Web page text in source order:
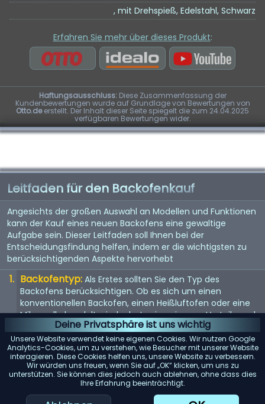
Deine Privatsphäre ist uns wichtig
Unsere Website verwendet keine eigenen Cookies. Wir nutzen Google
Analytics-Cookies, um zu verstehen, wie Besucher mit unserer Website
interagieren. Diese Cookies helfen uns, unsere Website zu verbessern.
Wir würden uns freuen, wenn Sie auf „OK“ klicken, um uns zu
unterstützen. Sie können dies jedoch auch ablehnen, ohne dass dies
Ihre Erfahrung beeinträchtigt.
, mit Drehspieß, Edelstahl, Schwarz
Erfahren Sie mehr über dieses Produkt:
Haftungsausschluss:Diese Zusammenfassung der
Kundenbewertungen wurde auf Grundlage von Bewertungen von
Otto.deerstellt. Der Inhalt dieser Seite spiegelt die zum 24.04.2025
verfügbaren Bewertungen wider.
Leitfaden für den Backofenkauf
Angesichts der großen Auswahl an Modellen und Funktionen
kann der Kauf eines neuen Backofens eine gewaltige
Aufgabe sein. Dieser Leitfaden soll Ihnen bei der
Entscheidungsfindung helfen, indem er die wichtigsten zu
berücksichtigenden Aspekte hervorhebt
Backofentyp: Als Erstes sollten Sie den Typ des
Backofens berücksichtigen. Ob es sich um einen
konventionellen Backofen, einen Heißluftofen oder eine
Mikrowelle handelt - jeder hat seine eigenen Vorteile und
eignet sich für unterschiedliche Kochstile.
Größe: Die Größe des Backofens sollte sowohl Ihren
Kochanforderungen als auch dem verfügbaren Platz in
Ihrer Küche entsprechen. Messen Sie den verfügbaren
Raum und berücksichtigen Sie das Fassungsvermögen
des Backofens.